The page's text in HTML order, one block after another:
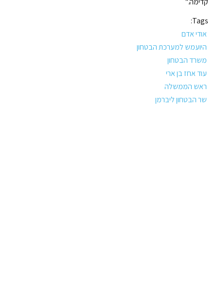
Tags:
אודי אדם
היועמש למערכת הבטחון
משרד הבטחון
עוד אחז בן ארי
ראש הממשלה
שר הבטחון ליברמן